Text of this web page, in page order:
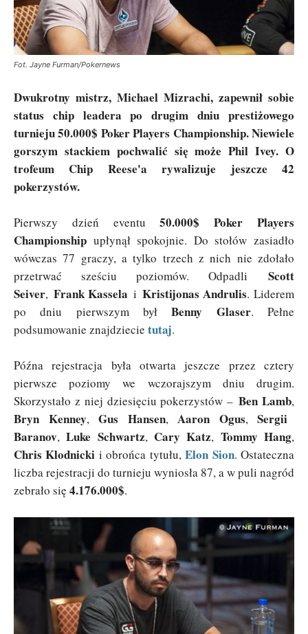
Fot. Jayne Furman/Pokernews
Dwukrotny mistrz, Michael Mizrachi, zapewnił sobie
status chip leadera po drugim dniu prestiżowego
turnieju 50.000$ Poker Players Championship. Niewiele
gorszym stackiem pochwalić się może Phil Ivey. O
trofeum Chip Reese'a rywalizuje jeszcze 42
pokerzystów.
Pierwszy dzień eventu50.000$ Poker Players
Championship upłynął spokojnie. Do stołów zasiadło
wówczas 77 graczy, a tylko trzech z nich nie zdołało
przetrwać sześciu poziomów. Odpadli Scott
Seiver, Frank Kassela i Kristijonas Andrulis. Liderem
po dniu pierwszym był Benny Glaser. Pełne
podsumowanie znajdziecie tutaj.
Późna rejestracja była otwarta jeszcze przez cztery
pierwsze poziomy we wczorajszym dniu drugim.
Skorzystało z niej dziesięciu pokerzystów – Ben Lamb,
Bryn Kenney,Gus Hansen,Aaron Ogus,Sergii
Baranov,Luke Schwartz, Cary Katz, Tommy Hang,
Chris Klodnicki i obrońca tytułu,Elon Sion. Ostateczna
liczba rejestracji do turnieju wyniosła 87, a w puli nagród
zebrało się 4.176.000$.